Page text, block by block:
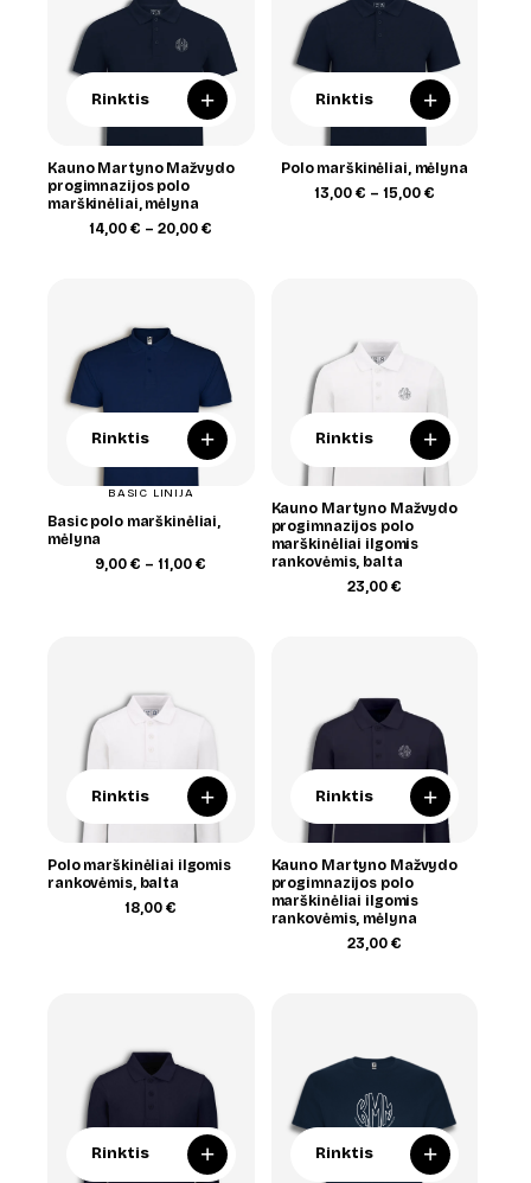
Rinktis +
Kauno Martyno Mažvydo
progimnazijos polo
marškinėliai, mėlyna
14,00€ – 20,00€
Rinktis +
Polo marškinėliai, mėlyna
13,00 € – 15,00 €Price
Rinktis +
BASIC LINIJA
Basic polo marškinėliai,
mėlyna
9,00€ – 11,00€
Rinktis +
Kauno Martyno Mažvydo
progimnazijos polo
marškinėliai ilgomis
rankovėmis, balta
23,00 €
Rinktis +
Polo marškinėliai ilgomis
rankovėmis, balta
18,00€
Rinktis +
Kauno Martyno Mažvydo
progimnazijos polo
marškinėliai ilgomis
rankovėmis, mėlyna
23,00 €
Rinktis + Rinktis +